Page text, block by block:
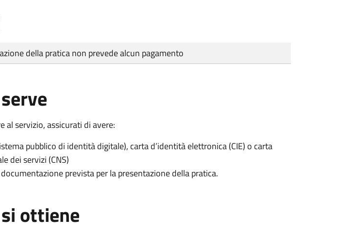
della pratica non prevede alcun pagamento
al servizio, assicurati di avere:
pubblico di identità digitale), carta d’identità elettronica (CIE) o carta
dei servizi (CNS)
prevista per la presentazione della pratica.
ottiene